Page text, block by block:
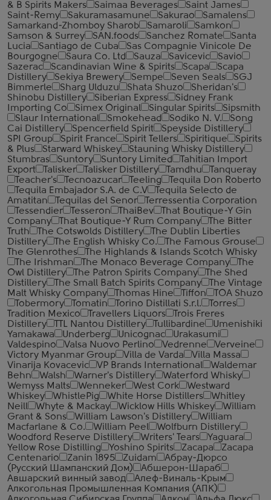
& B Spirits Makers
Saimaa Beverages
Saint James
Saint-Remy
Sakuramasamune Sakurao
Samalens
Samarkand-Zhomboy Sharob
Samaroli
Samkon
Samson & Surrey
SAN.foods Sanchez Romate
Santa
Lucia
Santiago de Cuba
Sas Compagnie Vinicole De
Bourgogne
Saura Co. Ltd Sauza Savicevic
Savio
Sazerac
Scandinavian Wine & Spirits Scapa
Scapa
Distillery
Sekiya Brewery Sempe Seven Seals
SGJ
Bimmerle
Sharg Ulduzu Shata Shuzo
Sheridan's
Shinobu Distillery
Siberian Express
Sidney Frank
Importing Co
Simex Original Singular Spirits
Sipsmith
Slaur International
Smokehead Sodiko N. V.
Song
Cai Distillery
Spencerfield Spirit
Speyside Distillery
SPI Group
Spirit France Spirit Tellers Spiritique
Spirits
& Plus
Starward Whiskey
Stauning Whisky Distillery
Stumbras
Suntory Suntory Limited
Tahitian Import
Export
Talisker Talisker Distillery Tamdhu
Tanqueray
Teacher's
Tecnoazucar Teeling
Tequila Don Roberto
Tequila Embajador S.A. de C.V
Tequila Selecto de
Amatitan
Tequilas del Senor
Terressentia Corporation
Tessendier
Tesseron ThaiBev
That Boutique-Y Gin
Company
That Boutique-Y Rum Company
The Bitter
Truth
The Cotswolds Distillery
The Dublin Liberties
Distillery
The English Whisky Co.
The Famous Grouse
The Glenrothes
The Highlands & Islands Scotch Whisky
The Irishman
The Monaco Beverage Company
The
Owl Distillery
The Patron Spirits Company
The Shed
Distillery
The Small Batch Spirits Company
The Vintage
Malt Whisky Company
Thomas Hine Tiffon
TOA Shuzo
Tobermory
Tomatin Torino Distillati S.r.l.
Torres
Tradition Mexico
Travellers Liquors
Trois Freres
Distillery
TTL Nantou Distillery Tullibardine
Umenishiki
Yamakawa
Underberg Unicognac
Urakasumi
Valdespino
Valsa Nuovo Perlino Vedrenne
Verveine
Victory Myanmar Group
Villa de Varda
Villa Massa
Vinarija Kovacevic
VP Brands International
Waldemar
Behn
Walsh Warner's Distillery
Waterford Whisky
Wemyss Malts
Wenneker West Cork
Westward
Whiskey
WhistlePig White Horse Distillers
Whitley
Neill
Whyte & Mackay Wicklow Hills Whiskey
William
Grant & Sons
William Lawson's Distillery
William
Macfarlane & Co.
William Peel
Wolfburn Distillery
Woodford Reserve Distillery
Writers' Tears
Yaguara
Yellow Rose Distilling
Yoshino Spirits Zacapa
Zacapa
Centenario
Zanin 1895 Zuidam
Абрау-Дюрсо
(Русский Шампанский Дом)
Абшерон-Шараб
Авшарский винный завод
Алеф-Виналь-Крым
Алкогольная Промышленная Компания (АПК)